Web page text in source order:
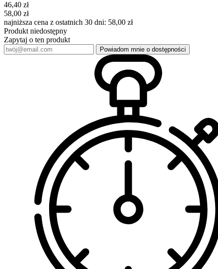
46,40 zł
58,00 zł
najniższa cena z ostatnich 30 dni: 58,00 zł
Produkt niedostępny
Zapytaj o ten produkt
Powiadom mnie o dostępności